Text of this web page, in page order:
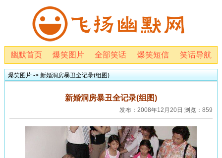
幽默首页 爆笑图片 全部笑话 爆笑短信 笑话导航
爆笑图片 -> 新婚洞房暴丑全记录(组图)
新婚洞房暴丑全记录(组图)
发布：2008年12月20日 浏览：859